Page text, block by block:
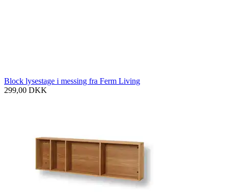
Block lysestage i messing fra Ferm Living
299,00 DKK